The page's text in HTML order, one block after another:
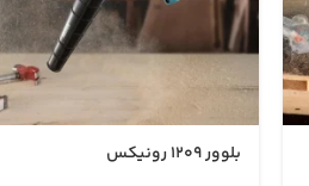
بلوور 1209 رونیکس